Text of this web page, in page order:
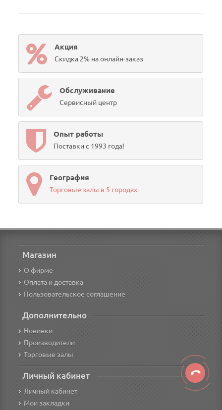
Акция
Скидка 2% на онлайн-заказ
Обслуживание
Сервисный центр
Опыт работы
Поставки с 1993 года!
География
Торговые залы в 5 городах
Магазин
О фирме
Оплата и доставка
Пользовательское соглашение
Дополнительно
Новинки
Производители
Торговые залы
Личный кабинет
Личный кабинет
Мои закладки